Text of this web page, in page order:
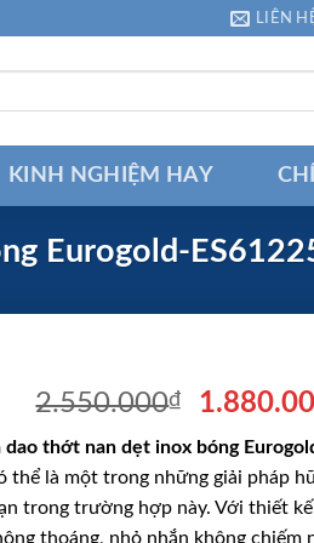
LIÊN
KINH NGHIỆM HAY
Eurogold-
2.550.000₫
Giá
là:
dao thớt nan dẹt inox bóng
thể là một trong những giải pháp
trong trường hợp này. Với thiết kế
thoáng, nhỏ nhắn không chiếm